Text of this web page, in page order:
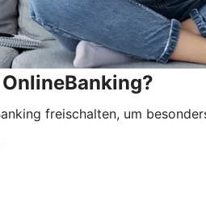
freischalten, um